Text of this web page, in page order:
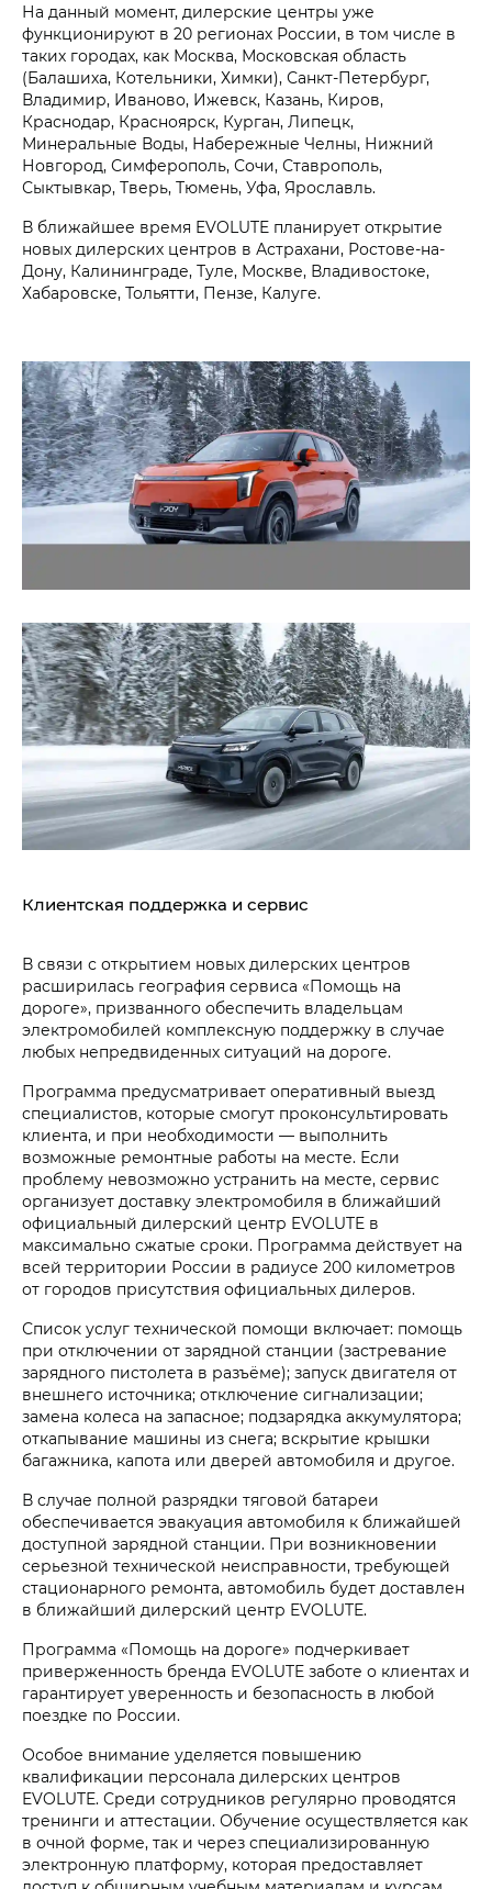
На данный момент, дилерские центры уже
функционируют в 20 регионах России, в том числе в
таких городах, как Москва, Московская область
(Балашиха, Котельники, Химки), Санкт-Петербург,
Владимир, Иваново, Ижевск, Казань, Киров,
Краснодар, Красноярск, Курган, Липецк,
Минеральные Воды, Набережные Челны, Нижний
Новгород, Симферополь, Сочи, Ставрополь,
Сыктывкар, Тверь, Тюмень, Уфа, Ярославль.
В ближайшее время EVOLUTE планирует открытие
новых дилерских центров в Астрахани, Ростове-на-
Дону, Калининграде, Туле, Москве, Владивостоке,
Хабаровске, Тольятти, Пензе, Калуге.
Клиентская поддержка и сервис
В связи с открытием новых дилерских центров
расширилась география сервиса «Помощь на
дороге», призванного обеспечить владельцам
электромобилей комплексную поддержку в случае
любых непредвиденных ситуаций на дороге.
Программа предусматривает оперативный выезд
специалистов, которые смогут проконсультировать
клиента, и при необходимости — выполнить
возможные ремонтные работы на месте. Если
проблему невозможно устранить на месте, сервис
организует доставку электромобиля в ближайший
официальный дилерский центр EVOLUTE в
максимально сжатые сроки. Программа действует на
всей территории России в радиусе 200 километров
от городов присутствия официальных дилеров.
Список услуг технической помощи включает: помощь
при отключении от зарядной станции (застревание
зарядного пистолета в разъёме); запуск двигателя от
внешнего источника; отключение сигнализации;
замена колеса на запасное; подзарядка аккумулятора;
откапывание машины из снега; вскрытие крышки
багажника, капота или дверей автомобиля и другое.
В случае полной разрядки тяговой батареи
обеспечивается эвакуация автомобиля к ближайшей
доступной зарядной станции. При возникновении
серьезной технической неисправности, требующей
стационарного ремонта, автомобиль будет доставлен
в ближайший дилерский центр EVOLUTE.
Программа «Помощь на дороге» подчеркивает
приверженность бренда EVOLUTE заботе о клиентах и
гарантирует уверенность и безопасность в любой
поездке по России.
Особое внимание уделяется повышению
квалификации персонала дилерских центров
EVOLUTE. Среди сотрудников регулярно проводятся
тренинги и аттестации. Обучение осуществляется как
в очной форме, так и через специализированную
электронную платформу, которая предоставляет